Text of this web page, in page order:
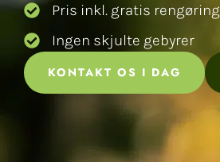
Pris inkl. gratis rengøring
Ingen skjulte gebyrer
KONTAKT OS I DAG